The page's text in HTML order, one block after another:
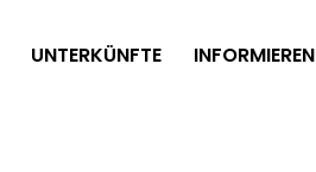
UNTERKÜNFTE INFORMIEREN